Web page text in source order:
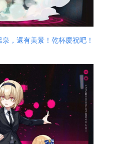
，還有美景！乾杯慶祝吧！